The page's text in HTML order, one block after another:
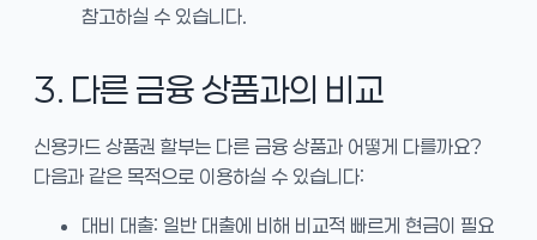
참고하실 수 있습니다.
3. 다른 금융 상품과의 비교
신용카드 상품권 할부는 다른 금융 상품과 어떻게 다를까요?
다음과 같은 목적으로 이용하실 수 있습니다:
대비 대출: 일반 대출에 비해 비교적 빠르게 현금이 필요